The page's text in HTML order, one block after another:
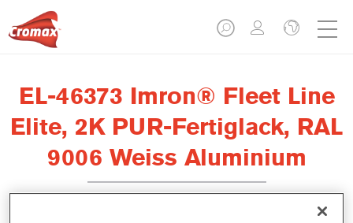
EL-46373 Imron® Fleet Line
Elite, 2K PUR-Fertiglack, RAL
9006 Weiss Aluminium